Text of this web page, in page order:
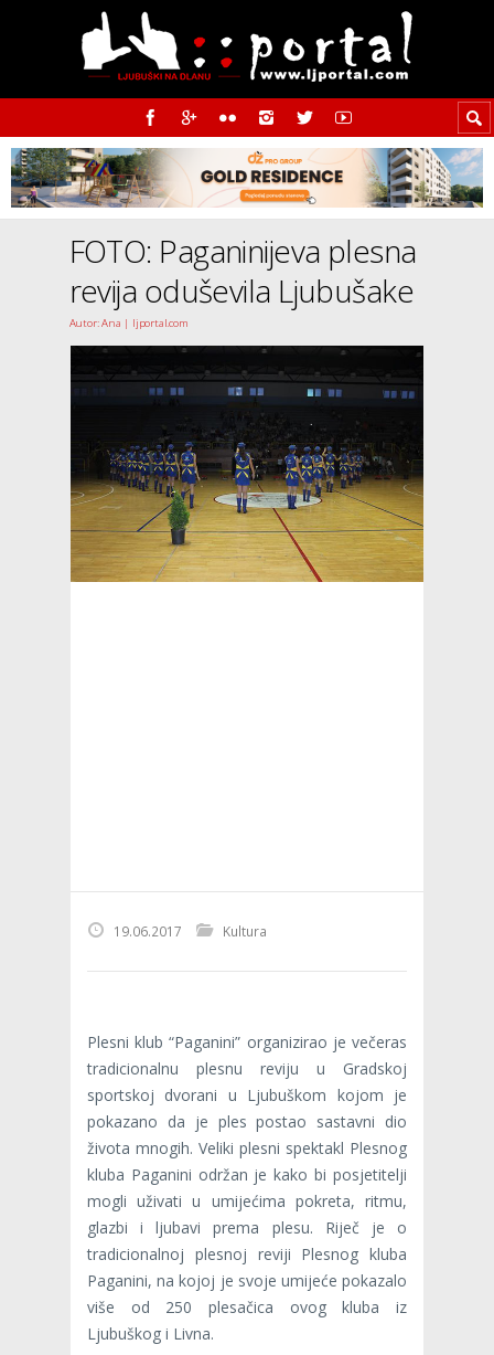
FOTO: Paganinijeva plesna
revija oduševila Ljubušake
Autor: Ana | ljportal.com
19.06.2017 Kultura
Plesni klub “Paganini” organizirao je večeras
tradicionalnu plesnu reviju u Gradskoj
sportskoj dvorani u Ljubuškom kojom je
pokazano da je ples postao sastavni dio
života mnogih. Veliki plesni spektakl Plesnog
kluba Paganini održan je kako bi posjetitelji
mogli uživati u umijećima pokreta, ritmu,
glazbi i ljubavi prema plesu. Riječ je o
tradicionalnoj plesnoj reviji Plesnog kluba
Paganini, na kojoj je svoje umijeće pokazalo
više od 250 plesačica ovog kluba iz
Ljubuškog i Livna.